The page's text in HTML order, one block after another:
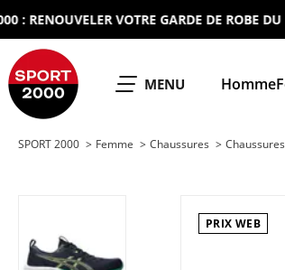
RENOUVELER VOTRE GARDE DE ROBE DU
OUVRIR LE
MENU Homme
SPORT 2000 Femme Chaussures
PRIX WEB